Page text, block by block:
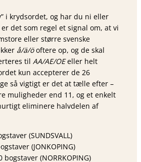
i krydsordet, og har du ni eller
det som regel et signal om, at vi
eller større svenske
å/ä/öoftere op, og de skal
til AA/AE/OEeller helt
kun accepterer de 26
så vigtigt er det at tælle efter –
muligheder end 11, og et enkelt
eliminere halvdelen af
(SUNDSVALL)
(JONKOPING)
bogstaver (NORRKOPING)